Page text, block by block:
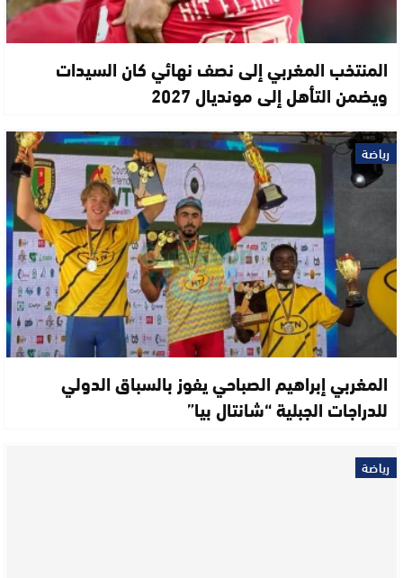
المنتخب المغربي إلى نصف نهائي كان السيدات
ويضمن التأهل إلى مونديال 2027
رياضة
المغربي إبراهيم الصباحي يفوز بالسباق الدولي
للدراجات الجبلية “شانتال بيا”
رياضة